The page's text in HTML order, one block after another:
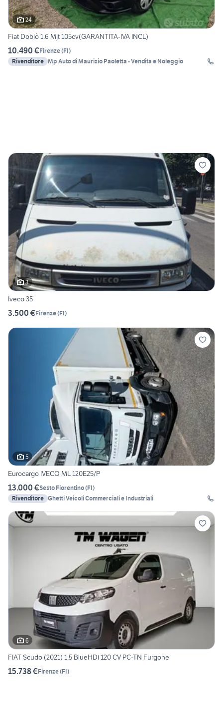
24
Fiat Doblò 1.6 Mjt 105cv(GARANTITA-IVA INCL)
10.490 €Firenze(FI)
Rivenditore Mp Auto di Maurizio Paoletta - Vendita e Noleggio
3
Iveco 35
3.500 €Firenze(FI)
5
Eurocargo IVECO ML 120E25/P
13.000 €Sesto Fiorentino(FI)
Rivenditore Ghetti Veicoli Commerciali e Industriali
6
FIAT Scudo (2021) 1.5 BlueHDi 120 CV PC-TN Furgone
15.738 €Firenze(FI)